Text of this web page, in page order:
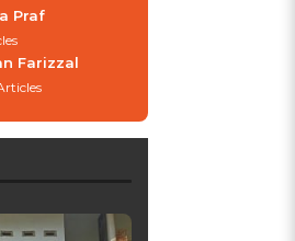
Praf
Farizzal